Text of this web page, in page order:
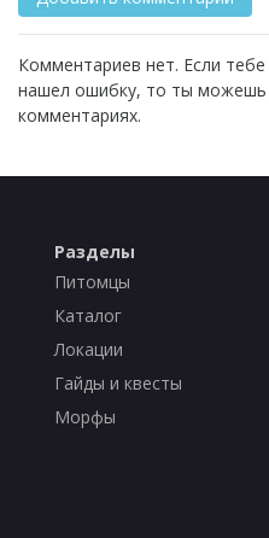
Комментариев нет. Если
нашел ошибку, то ты можешь
комментариях.
Разделы
Питомцы
Каталог
Локации
Гайды и квесты
Морфы